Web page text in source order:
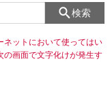
検索
ネットにおいて使ってはい
の画面で文字化けが発生す